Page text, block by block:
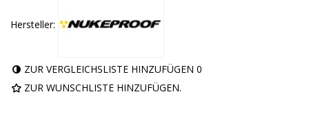
Hersteller:
ZUR VERGLEICHSLISTE HINZUFÜGEN 0
ZUR WUNSCHLISTE HINZUFÜGEN.